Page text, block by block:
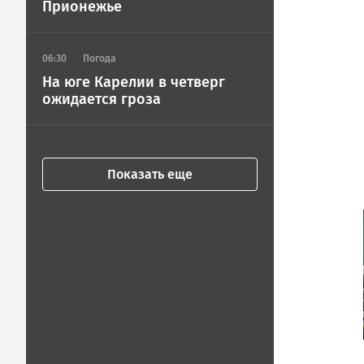
Прионежье
06:30 Погода
На юге Карелии в четверг
ожидается гроза
Показать еще